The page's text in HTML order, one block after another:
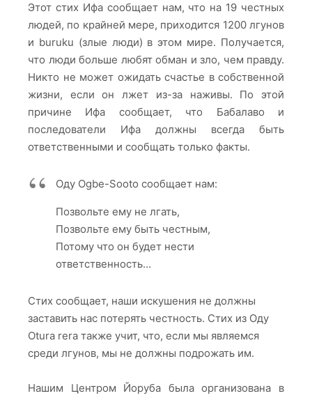
Этот стих Ифа сообщает нам, что на 19 честных
людей, по крайней мере, приходится 1200 лгунов
и buruku (злые люди) в этом мире. Получается,
что люди больше любят обман и зло, чем правду.
Никто не может ожидать счастье в собственной
жизни, если он лжет из-за наживы. По этой
причине Ифа сообщает, что Бабалаво и
последователи Ифа должны всегда быть
ответственными и сообщать только факты.
Оду Ogbe-Sooto сообщает нам:
Позвольте ему не лгать,
Позвольте ему быть честным,
Потому что он будет нести
ответственность…
Стих сообщает, наши искушения не должны
заставить нас потерять честность. Стих из Оду
Otura rera также учит, что, если мы являемся
среди лгунов, мы не должны подрожать им.
Нашим Центром Йоруба была организована в